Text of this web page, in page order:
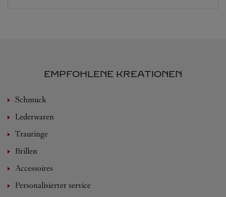
EMPFOHLENE KREATIONEN
Schmuck
Lederwaren
Trauringe
Brillen
Accessoires
Personalisierter service